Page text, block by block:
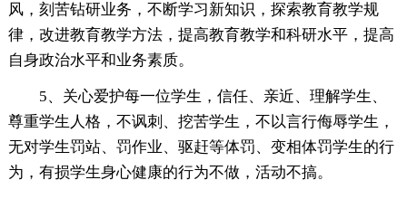
风，刻苦钻研业务，不断学习新知识，探索教育教学规
律，改进教育教学方法，提高教育教学和科研水平，提高
自身政治水平和业务素质。
5、关心爱护每一位学生，信任、亲近、理解学生、
尊重学生人格，不讽刺、挖苦学生，不以言行侮辱学生，
无对学生罚站、罚作业、驱赶等体罚、变相体罚学生的行
为，有损学生身心健康的行为不做，活动不搞。